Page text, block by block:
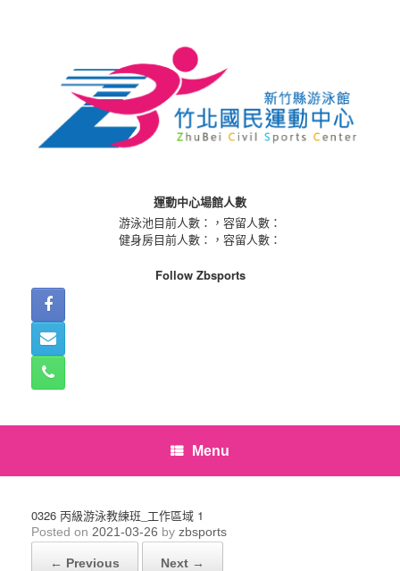
運動中心場館人數
游泳池目前人數：
，容留人數：
健身房目前人數：
，容留人數：
Follow Zbsports
Menu
0326 丙級游泳教練班_工作區域 1
Posted on 2021-03-26 by zbsports
← Previous Next →